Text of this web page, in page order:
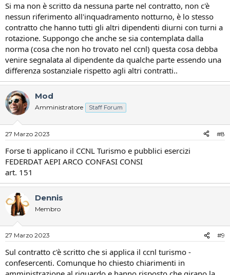
Si ma non è scritto da nessuna parte nel contratto, non c'è
nessun riferimento all'inquadramento notturno, è lo stesso
contratto che hanno tutti gli altri dipendenti diurni con turni a
rotazione. Suppongo che anche se sia contemplata dalla
norma (cosa che non ho trovato nel ccnl) questa cosa debba
venire segnalata al dipendente da qualche parte essendo una
differenza sostanziale rispetto agli altri contratti..
Mod
Amministratore Staff Forum
27 Marzo 2023 #8
Forse ti applicano il CCNL Turismo e pubblici esercizi
FEDERDAT AEPI ARCO CONFASI CONSI
art. 151
Dennis
Membro
27 Marzo 2023 #9
Sul contratto c'è scritto che si applica il ccnl turismo -
confesercenti. Comunque ho chiesto chiarimenti in